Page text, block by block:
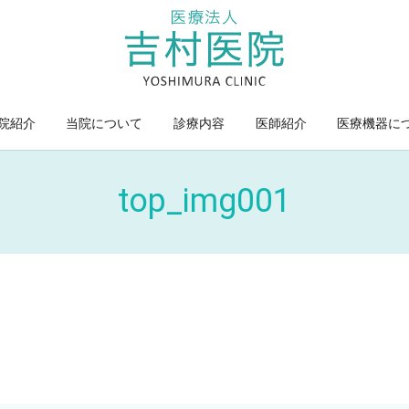
紹介 当院について 診療内容 医師紹介 医療機器に
top_img001